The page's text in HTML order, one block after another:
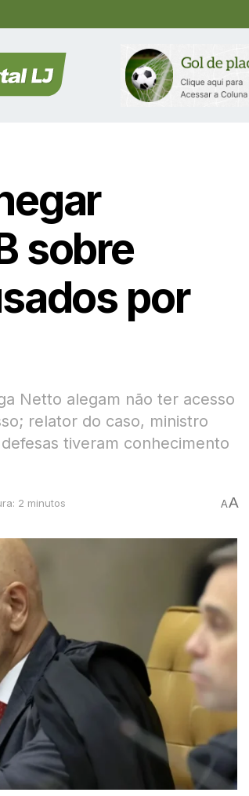
sobre
por
Netto alegam não ter acesso
relator do caso, ministro
tiveram conhecimento
2 minutos AA